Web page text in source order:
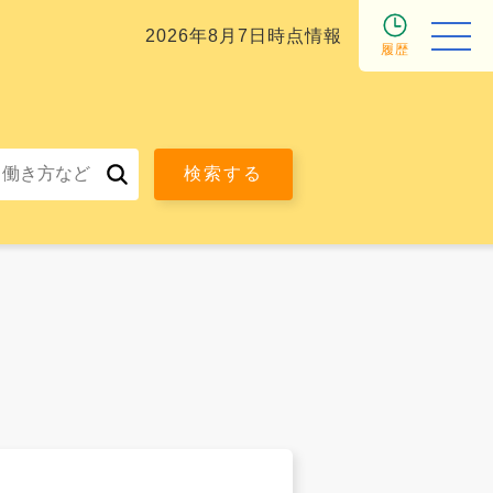
2026年8月7日時点情報
履歴